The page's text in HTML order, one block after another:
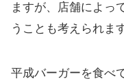
ますが、店舗によっ
うことも考えられます
平成バーガーを食べ